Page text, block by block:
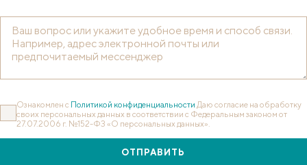
Ознакомлен с Политикой конфиденциальности Даю согласие на обработку
своих персональных данных в соответствии с Федеральным законом от
27.07.2006 г. №152-ФЗ «О персональных данных».
ОТПРАВИТЬ